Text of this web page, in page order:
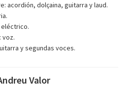
acordión, dolçaina, guitarra y laud.
eléctrico.
voz.
y segundas voces.
Valor